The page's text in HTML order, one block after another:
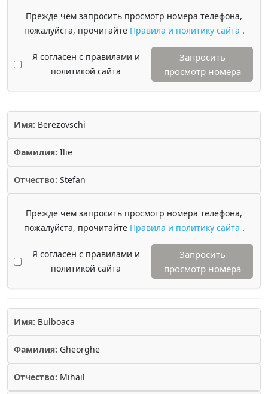
Прежде чем запросить просмотр номера телефона,
пожалуйста, прочитайте Правила и политику сайта .
Я согласен с правилами и
политикой сайта
Запросить
просмотр номера
Имя: Berezovschi
Фамилия: Ilie
Отчество: Stefan
Прежде чем запросить просмотр номера телефона,
пожалуйста, прочитайте Правила и политику сайта .
Я согласен с правилами и
политикой сайта
Запросить
просмотр номера
Имя: Bulboaca
Фамилия: Gheorghe
Отчество: Mihail